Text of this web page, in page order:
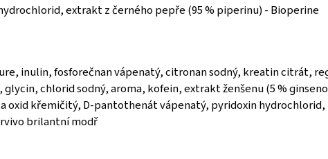
extrakt z černého pepře (95 % piperinu) - Bioperine
inulin, fosforečnan vápenatý, citronan sodný, kreatin citrát,
chlorid sodný, aroma, kofein, extrakt ženšenu (5 %
křemičitý, D-pantothenát vápenatý, pyridoxin
brilantní modř